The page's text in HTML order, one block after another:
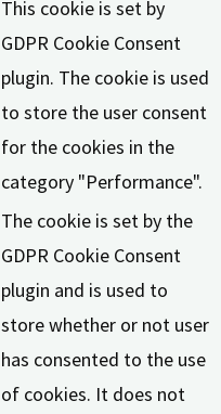
This cookie is set by
GDPR Cookie Consent
plugin. The cookie is used
to store the user consent
for the cookies in the
category "Performance".
The cookie is set by the
GDPR Cookie Consent
plugin and is used to
store whether or not user
has consented to the use
of cookies. It does not